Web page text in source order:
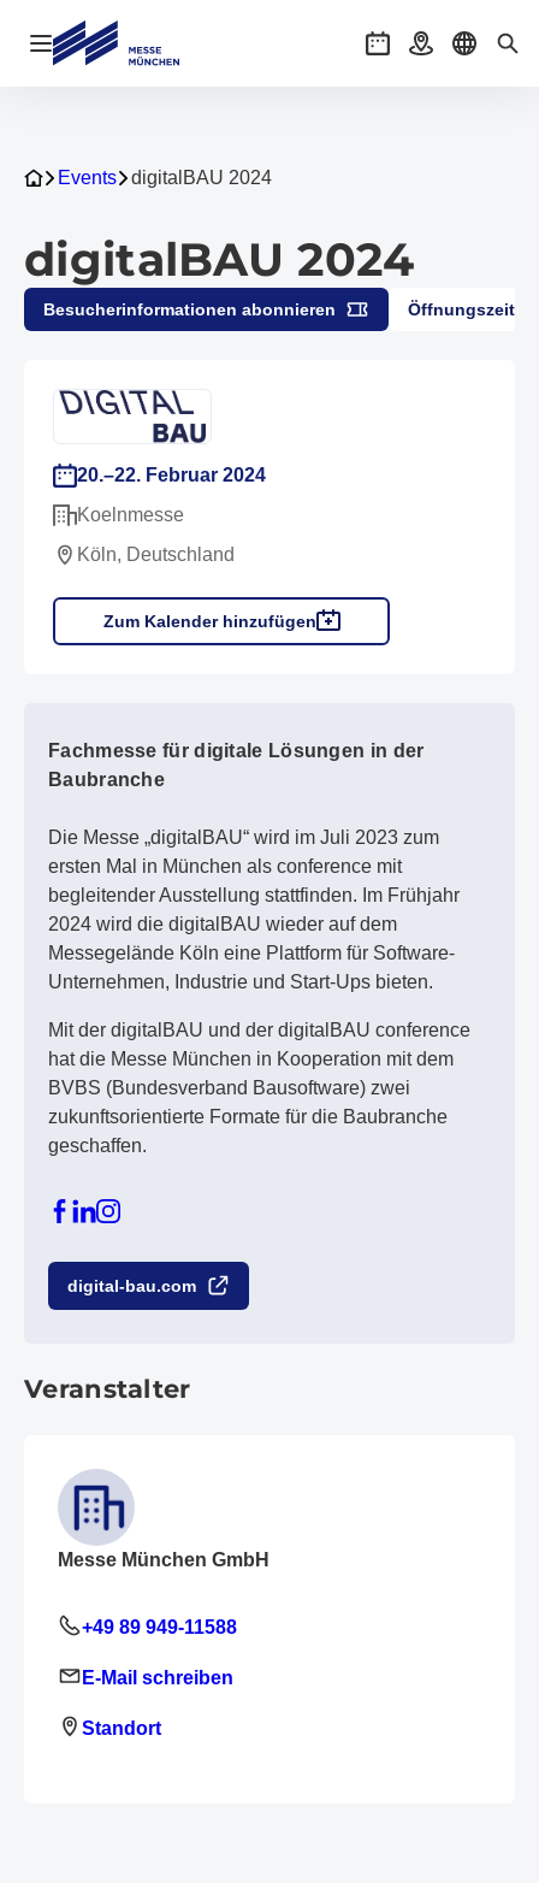
Navigation öffnen Veranstaltungen
AnreiseSprache
Events digitalBAU 2024
digitalBAU 2024
Besucherinformationen abonnieren Öffnungszeiten
20.–22. Februar 2024
Koelnmesse
Köln, Deutschland
Zum Kalender hinzufügen
Fachmesse für digitale Lösungen in der
Baubranche
Die Messe „digitalBAU“ wird im Juli 2023 zum
ersten Mal in München als conference mit
begleitender Ausstellung stattfinden. Im Frühjahr
2024 wird die digitalBAU wieder auf dem
Messegelände Köln eine Plattform für Software-
Unternehmen, Industrie und Start-Ups bieten.
Mit der digitalBAU und der digitalBAU conference
hat die Messe München in Kooperation mit dem
BVBS (Bundesverband Bausoftware) zwei
zukunftsorientierte Formate für die Baubranche
geschaffen.
digital-bau.com
Veranstalter
Messe München GmbH
+49 89 949-11588
E-Mail schreiben
Standort